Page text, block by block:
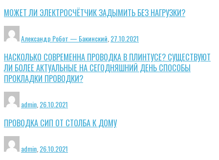
МОЖЕТ ЛИ ЭЛЕКТРОСЧЁТЧИК ЗАДЫМИТЬ БЕЗ НАГРУЗКИ?
Александр Робот — Бакинский,27.10.2021
НАСКОЛЬКО СОВРЕМЕННА ПРОВОДКА В ПЛИНТУСЕ? СУЩЕСТВУЮТ
ЛИ БОЛЕЕ АКТУАЛЬНЫЕ НА СЕГОДНЯШНИЙ ДЕНЬ СПОСОБЫ
ПРОКЛАДКИ ПРОВОДКИ?
admin 26.10.2021
ПРОВОДКА СИП ОТ СТОЛБА К ДОМУ
admin 26.10.2021